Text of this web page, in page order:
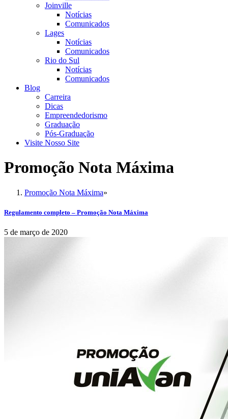
Joinville
Notícias
Comunicados
Lages
Notícias
Comunicados
Rio do Sul
Notícias
Comunicados
Blog
Carreira
Dicas
Empreendedorismo
Graduação
Pós-Graduação
Visite Nosso Site
Promoção Nota Máxima
Promoção Nota Máxima»
Regulamento completo – Promoção Nota Máxima
5 de março de 2020